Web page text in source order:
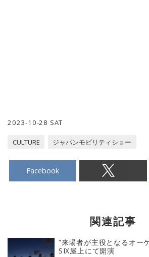
2023-10-28 SAT
CULTURE ジャパンモビリティショー
Facebook
関連記事
“来場者が主役となるオー
SIX屋上にて開演